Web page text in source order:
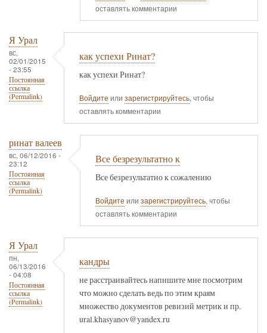
оставлять комментарии
Я Урал
вс,
02/01/2015
- 23:55
Постоянная
ссылка
(Permalink)
как успехи Ринат?
как успехи Ринат?
Войдите или зарегистрируйтесь, чтобы
оставлять комментарии
ринат валеев
вс, 06/12/2016 -
23:12
Постоянная
ссылка
(Permalink)
Все безрезультатно к
Все безрезультатно к сожалению
Войдите или зарегистрируйтесь, чтобы
оставлять комментарии
Я Урал
пн,
06/13/2016
- 04:08
Постоянная
ссылка
(Permalink)
кандры
не расстраивайтесь напишите мне посмотрим
что можно сделать ведь по этим краям
множество документов ревизий метрик и пр.
ural.khasyanov@yandex.ru